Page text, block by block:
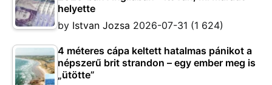
helyette
by Istvan Jozsa 2026-07-31 (1 624)
4 méteres cápa keltett hatalmas pánikot a
népszerű brit strandon – egy ember meg is
„ütötte”